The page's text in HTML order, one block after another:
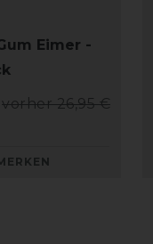
Eimer -
vorher 26,95 €